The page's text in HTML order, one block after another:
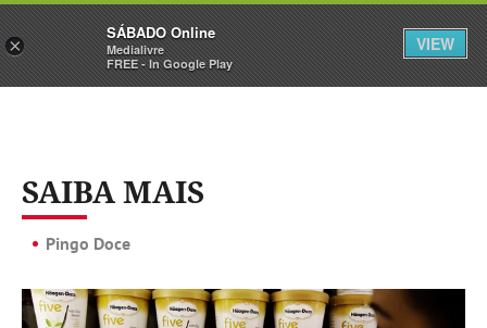
Sábado Assine Iniciar Sessão
SAIBA MAIS
Pingo Doce
×
SÁBADO Online
Medialivre
FREE - In Google Play
VIEW